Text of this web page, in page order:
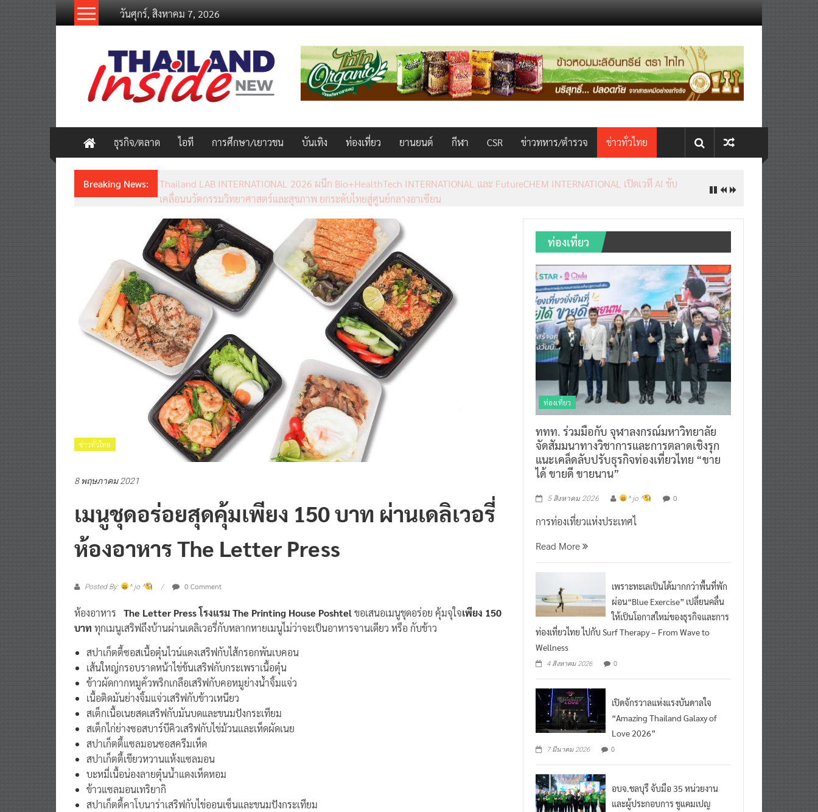
วันศุกร์, สิงหาคม 7, 2026
thailandinsidenew.com
Thailand
Inside
New
ธุรกิจ/ตลาด ไอที การศึกษา/เยาวชน บันเทิง ท่องเที่ยว ยานยนต์ กีฬา CSR ข่าวทหาร/ตำรวจ ข่าวทั่วไทย
Breaking News:
Thailand LAB INTERNATIONAL 2026 ผนึก Bio+HealthTech INTERNATIONAL และ FutureCHEM INTERNATIONAL เปิดเวที AI ขับ
เคลื่อนนวัตกรรมวิทยาศาสตร์และสุขภาพ ยกระดับไทยสู่ศูนย์กลางอาเซียน
ข่าวทั่วไทย
8 พฤษภาคม 2021
เมนูชุดอร่อยสุดคุ้มเพียง 150 บาท ผ่านเดลิเวอรี่
ห้องอาหาร The Letter Press
Posted By: ^ jo ^ 0 Comment
ห้องอาหาร The Letter Pressโรงแรม The Printing House Poshtelขอเสนอเมนูชุดอร่อย คุ้มจุใจเพียง 150
บาท ทุกเมนูเสริฟถึงบ้านผ่านเดลิเวอรี่กับหลากหายเมนูไม่ว่าจะเป็นอาหารจานเดียว หรือ กับข้าว
สปาเก็ตตี้ซอสเนื้อตุ๋นไวน์แดงเสริฟกับไส้กรอกพันเบคอน
เส้นใหญ่กรอบราดหน้าไข่ข้นเสริฟกับกระเพราเนื้อตุ๋น
ข้าวผัดกากหมูคั่วพริกเกลือเสริฟกับคอหมูย่างน้ำจิ้มแจ่ว
เนื้อติดมันย่างจิ้มแจ่วเสริฟกับข้าวเหนียว
สเต็กเนื้อเนยสดเสริฟกับมันบดและขนมปังกระเทียม
สเต็กไก่ย่างซอสบาร์บีคิวเสริฟกับไข่ม้วนและเห็ดผัดเนย
สปาเก็ตตี้แซลมอนซอสครีมเห็ด
สปาเก็ตตี้เขียวหวานแห้งแซลมอน
บะหมี่เนื้อน่องลายตุ๋นน้ำแดงเห็ดหอม
ข้าวแซลมอนเทริยากิ
สปาเก็ตตี้คาโบนาร่าเสริฟกับไข่ออนเซ็นและขนมปังกระเทียม
ท่องเที่ยว
ท่องเที่ยว
ททท. ร่วมมือกับ จุฬาลงกรณ์มหาวิทยาลัย
จัดสัมมนาทางวิชาการและการตลาดเชิงรุก
แนะเคล็ดลับปรับธุรกิจท่องเที่ยวไทย “ขาย
ได้ ขายดี ขายนาน”
5 สิงหาคม 2026 ^ jo ^ 0
การท่องเที่ยวแห่งประเทศไ
Read More
เพราะทะเลเป็นได้มากกว่าพื้นที่พัก
ผ่อน“Blue Exercise” เปลี่ยนคลื่น
ให้เป็นโอกาสใหม่ของธุรกิจและการ
ท่องเที่ยวไทย ไปกับ Surf Therapy – From Wave to
Wellness
4 สิงหาคม 2026 0
เปิดจักรวาลแห่งแรงบันดาลใจ
“Amazing Thailand Galaxy of
Love 2026”
7 มีนาคม 2026 0
อบจ.ชลบุรี จับมือ 35 หน่วยงาน
และผู้ประกอบการ ชูแคมเปญ